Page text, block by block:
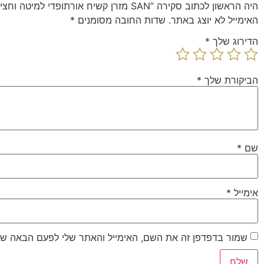
היה הראשון לכתוב סקירה “SAN מזרן קשיח אורתופדי למיטה וחצי משולב קפיצי Multi System בתוספת פילוטופ דגם סן סט Camp David”
האימייל לא יוצג באתר. שדות החובה מסומנים *
הדירוג שלך *
הביקורת שלך *
שם *
אימייל *
שמור בדפדפן זה את השם, האימייל והאתר שלי לפעם הבאה